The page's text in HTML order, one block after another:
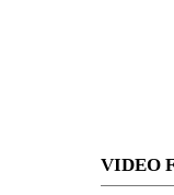
VIDEO